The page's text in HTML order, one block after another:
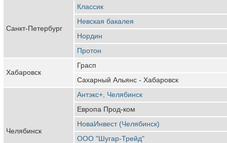
Санкт-Петербург
Классик
Невская бакалея
Нордин
Протон
Хабаровск
Грасп
Сахарный Альянс - Хабаровск
Челябинск
Антэкс+, Челябинск
Европа Прод-ком
НоваИнвест (Челябинск)
ООО "Шугар-Трейд"